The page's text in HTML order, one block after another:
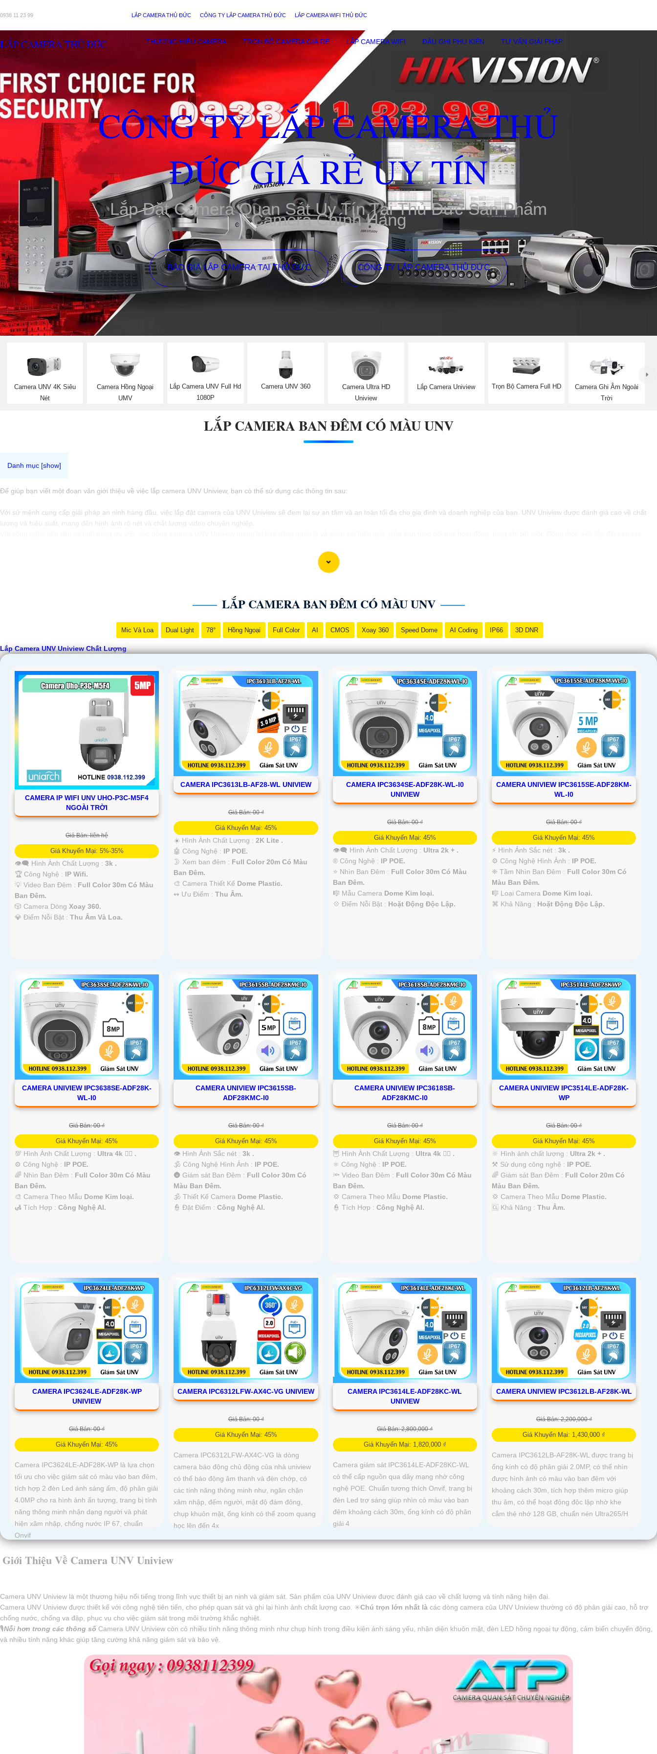
0938 11 23 99 LẮP CAMERA THỦ ĐỨC CÔNG TY LẮP CAMERA THỦ ĐỨC LẮP CAMERA WIFI THỦ ĐỨC
LẮP CAMERA THỦ ĐỨC THƯƠNG HIỆU CAMERA TRỌN BỘ CAMERA GIÁ RẺ LẮP CAMERA WIFI ĐẦU GHI PHỤ KIÊN TƯ VẤN GIẢI PHÁP
CÔNG TY LẮP CAMERA THỦ
ĐỨC GIÁ RẺ UY TÍN
Lắp Đặt Camera Quan Sát Uy Tín Tại Thủ Đức Sản Phẩm
Camera Chính Hãng
BÁO GIÁ LẮP CAMERA TẠI THỦ ĐỨC CÔNG TY LẮP CAMERA THỦ ĐỨC
Camera UNV 4K Siêu
Nét
Camera Hồng Ngoại
UMV
Lắp Camera UNV Full Hd
1080P
Camera UNV 360
Camera Ultra HD
Uniview
Lắp Camera Uniview Trọn Bộ Camera Full HD
Camera Ghi Âm Ngoài
Trời
LẮP CAMERA BAN ĐÊM CÓ MÀU UNV
Để giúp bạn viết một đoạn văn giới thiệu về việc lắp camera UNV Uniview, bạn có thể sử dụng các thông tin sau:
Với sứ mệnh cung cấp giải pháp an ninh hàng đầu, việc lắp đặt camera của UNV Uniview sẽ đem lại sự an tâm và an toàn tối đa cho gia đình và doanh nghiệp của bạn. UNV Uniview được đánh giá cao về chất
lượng và hiệu suất, mang đến hình ảnh rõ nét và chất lượng video chuyên nghiệp.
Hãy đầu tư vào giải pháp camera UNV Uniview để bảo vệ ngôi nhà và doanh nghiệp của bạn một cách an toàn và hiệu quả hơn bao giờ hết.
LẮP CAMERA BAN ĐÊM CÓ MÀU UNV
Mic Và Loa Dual Light 78° Hồng Ngoại Full Color AI CMOS Xoay 360 Speed Dome AI Coding IP66 3D DNR
Lắp Camera UNV Uniview Chất Lượng
CAMERA IP WIFI UNV UHO-P3C-M5F4
NGOÀI TRỜI
Giá Bán: liên hệ
Giá Khuyến Mại: 5%-35%
👁️‍🗨 Hình Ành Chất Lượng : 3k .
🏆 Công Nghệ : IP Wifi.
💡 Video Ban Đêm : Full Color 30m Có Màu
Ban Ðêm.
🎲 Camera Dòng Xoay 360.
️💎 Điểm Nỗi Bật : Thu Âm Và Loa.
CAMERA IPC3613LB-AF28-WL UNIVIEW
Giá Bán: 00 ₫
Giá Khuyến Mại: 45%
☀️ Hình Ành Chất Lượng :2K Lite .
🤖️ Công Nghệ : IP POE.
🌛 Xem ban đêm : Full Color 20m Có Màu
Ban Ðêm.
🎨 Camera Thiết Kế Dome Plastic.
️↭ Ưu Điểm :Thu Âm.
CAMERA IPC3634SE-ADF28K-WL-I0
UNIVIEW
Giá Bán: 00 ₫
Giá Khuyến Mại: 45%
👁️‍🗨 Hình Ành Chất Lượng : Ultra 2k + .
®️ Công Nghệ : IP POE.
⭐ Nhìn Ban Đêm : Full Color 30m Có Màu
Ban Ðêm.
🎼️ Mẫu Camera Dome Kim loại.
️💠 Điểm Nỗi Bật : Hoặt Động Độc Lập.
CAMERA UNIVIEW IPC3615SE-ADF28KM-
WL-I0
Giá Bán: 00 ₫
Giá Khuyến Mại: 45%
️⚡ Hình Ảnh Sắc nét :3k .
⚙ Công Nghệ Hình Ảnh : IP POE.
❈ Tầm Nhìn Ban Đêm : Full Color 30m Có
Màu Ban Ðêm.
🎼️ Loại Camera Dome Kim loại.
️⌘ Khả Năng : Hoặt Động Độc Lập.
CAMERA UNIVIEW IPC3638SE-ADF28K-
WL-I0
Giá Bán: 00 ₫
Giá Khuyến Mại: 45%
💯 Hình Ành Chất Lượng : Ultra 4k 👍🏾 .
⚙ Công Nghệ : IP POE.
🌈 Nhìn Ban Đêm : Full Color 30m Có Màu
Ban Ðêm.
🎨 Camera Theo Mẫu Dome Kim loại.
️🛃 Tích Hợp : Công Nghệ AI.
CAMERA UNIVIEW IPC3615SB-
ADF28KMC-I0
Giá Bán: 00 ₫
Giá Khuyến Mại: 45%
👁 Hình Ảnh Sắc nét :3k .
🕉️ Công Nghệ Hình Ảnh : IP POE.
🌚 Giám sát Ban Đêm : Full Color 30m Có
Màu Ban Ðêm.
🕉️ Thiết Kế Camera Dome Plastic.
️👮 Đặt Điểm :Công Nghệ AI.
CAMERA UNIVIEW IPC3618SB-
ADF28KMC-I0
Giá Bán: 00 ₫
Giá Khuyến Mại: 45%
🦉 Hình Ành Chất Lượng : Ultra 4k 👍🏾 .
⚛️ Công Nghệ : IP POE.
🔦 Video Ban Đêm : Full Color 30m Có Màu
Ban Ðêm.
💢 Camera Theo Mẫu Dome Plastic.
️👮 Tích Hợp : Công Nghệ AI.
CAMERA UNIVIEW IPC3514LE-ADF28K-
WP
Giá Bán: 00 ₫
Giá Khuyến Mại: 45%
🔆 Hình ảnh chất lượng : Ultra 2k + .
⚒ Sử dụng công nghệ : IP POE.
🌈 Giám sát Ban Đêm : Full Color 20m Có
Màu Ban Ðêm.
💢 Camera Theo Mẫu Dome Plastic.
️🆑 Khả Năng :Thu Âm.
CAMERA IPC3624LE-ADF28K-WP
UNIVIEW
Giá Bán: 00 ₫
Giá Khuyến Mại: 45%
Camera IPC3624LE-ADF28K-WP là lựa chọn
tối ưu cho việc giám sát có màu vào ban đêm,
tích hợp 2 đèn Led ánh sáng ấm, độ phân giải
4.0MP cho ra hình ảnh ấn tượng, trang bị tính
năng thông minh nhận dạng người và phát
hiện xâm nhập, chống nước IP 67, chuẩn
Onvif
CAMERA IPC6312LFW-AX4C-VG UNIVIEW
Giá Bán: 00 ₫
Giá Khuyến Mại: 45%
Camera IPC6312LFW-AX4C-VG là dòng
camera báo động chủ động của nhà uniview
có thể báo động âm thanh và đèn chớp, có
các tính năng thông minh như, ngăn chặn
xâm nhập, đếm người, mật độ đám đông,
chụp khuôn mặt, ống kính có thể zoom quang
học lên đến 4x
CAMERA IPC3614LE-ADF28KC-WL
UNIVIEW
Giá Bán: 2,800,000 ₫
Giá Khuyến Mại: 1,820,000 ₫
Camera giám sát IPC3614LE-ADF28KC-WL
có thể cấp nguồn qua dây mạng nhờ công
nghệ POE. Chuẩn tương thích Onvif, trang bị
đèn Led trợ sáng giúp nhìn có màu vào ban
đêm khoảng cách 30m, ống kính có độ phân
giải 4
CAMERA UNIVIEW IPC3612LB-AF28K-WL
Giá Bán: 2,200,000 ₫
Giá Khuyến Mại: 1,430,000 ₫
Camera IPC3612LB-AF28K-WL được trang bị
ống kính có độ phân giải 2.0MP, có thể nhìn
được hình ảnh có màu vào ban đêm với
khoảng cách 30m, tích hợp thêm micro giúp
thu âm, có thể hoạt động độc lập nhờ khe
cắm thẻ nhớ 128 GB, chuẩn nén Ultra265/H
Giới Thiệu Về Camera UNV Uniview
Camera UNV Uniview là một thương hiệu nổi tiếng trong lĩnh vực thiết bị an ninh và giám sát. Sản phẩm của UNV Uniview được đánh giá cao về chất lượng và tính năng hiện đại.
Camera UNV Uniview được thiết kế với công nghệ tiên tiến, cho phép quan sát và ghi lại hình ảnh chất lượng cao. ✳️Chú trọn lớn nhất là các dòng camera của UNV Uniview thường có độ phân giải cao, hỗ trợ
chống nước, chống va đập, phục vụ cho việc giám sát trong môi trường khắc nghiệt.
🎙Nỗi hơn trong các thông số Camera UNV Uniview còn có nhiều tính năng thông minh như chụp hình trong điều kiện ánh sáng yếu, nhận diện khuôn mặt, đèn LED hồng ngoại tự động, cảm biến chuyển động,
và nhiều tính năng khác giúp tăng cường khả năng giám sát và bảo vệ.